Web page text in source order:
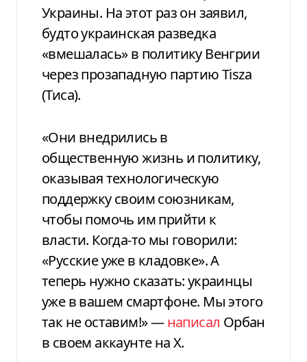
Украины. На этот раз он заявил,
будто украинская разведка
«вмешалась» в политику Венгрии
через прозападную партию Tisza
(Тиса).
«Они внедрились в
общественную жизнь и политику,
оказывая технологическую
поддержку своим союзникам,
чтобы помочь им прийти к
власти. Когда-то мы говорили:
«Русские уже в кладовке». А
теперь нужно сказать: украинцы
уже в вашем смартфоне. Мы этого
так не оставим!» —написал Орбан
в своем аккаунте на Х.